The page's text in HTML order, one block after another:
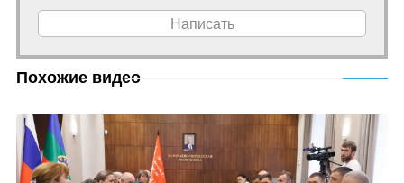
Написать
Похожие видео